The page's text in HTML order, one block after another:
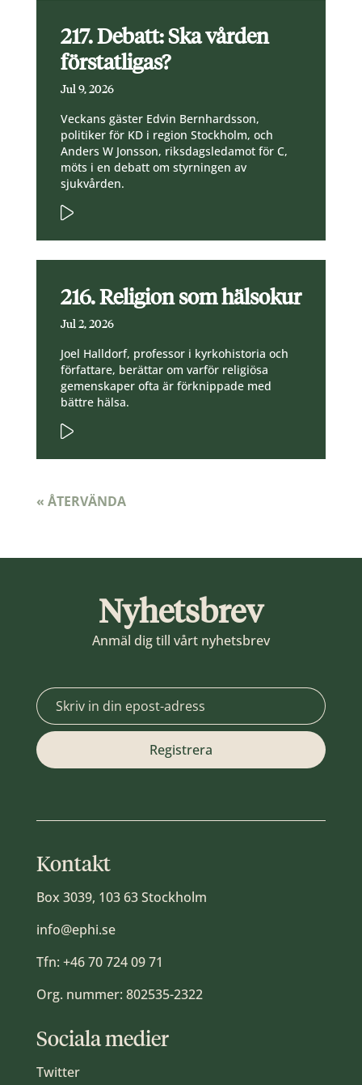
217. Debatt: Ska vården
förstatligas?
Jul 9, 2026
Veckans gäster Edvin Bernhardsson,
politiker för KD i region Stockholm, och
Anders W Jonsson, riksdagsledamot för C,
möts i en debatt om styrningen av
sjukvården.
216. Religion som hälsokur
Jul 2, 2026
Joel Halldorf, professor i kyrkohistoria och
författare, berättar om varför religiösa
gemenskaper ofta är förknippade med
bättre hälsa.
« ÅTERVÄNDA
Nyhetsbrev
Anmäl dig till vårt nyhetsbrev
Kontakt
Box 3039, 103 63 Stockholm
info@ephi.se
Tfn: +46 70 724 09 71
Org. nummer: 802535-2322
Sociala medier
Twitter